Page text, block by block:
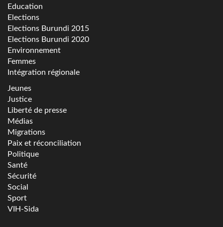
Education
Elections
Elections Burundi 2015
Elections Burundi 2020
Environnement
Femmes
Intégration régionale
Jeunes
Justice
Liberté de presse
Médias
Migrations
Paix et réconciliation
Politique
Santé
Sécurité
Social
Sport
VIH-Sida